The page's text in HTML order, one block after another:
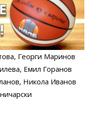
, Георги Маринов
, Емил Горанов
, Никола Иванов